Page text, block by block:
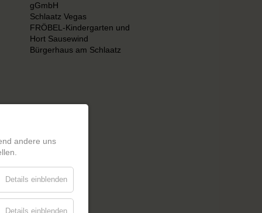
gGmbH
Schlaatz Vegas
FRÖBEL-Kindergarten und
Hort Sausewind
Bürgerhaus am Schlaatz
andere uns
Details einblenden
Details einblenden